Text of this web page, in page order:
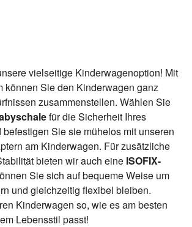
vielseitige Kinderwagenoption! Mit
können Sie den Kinderwagen ganz
zusammenstellen. Wählen Sie
für die Sicherheit Ihres
Sie sie mühelos mit unseren
am Kinderwagen. Für zusätzliche
bieten wir auch eine ISOFIX-
Sie sich auf bequeme Weise um
und gleichzeitig flexibel bleiben.
Kinderwagen so, wie es am besten
Lebensstil passt!